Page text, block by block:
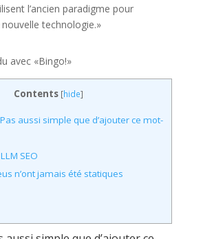
l’ancien paradigme pour
technologie.»
avec «Bingo!»
Contents [hide]
Pas aussi simple que d’ajouter ce mot-
SEO
n’ont jamais été statiques